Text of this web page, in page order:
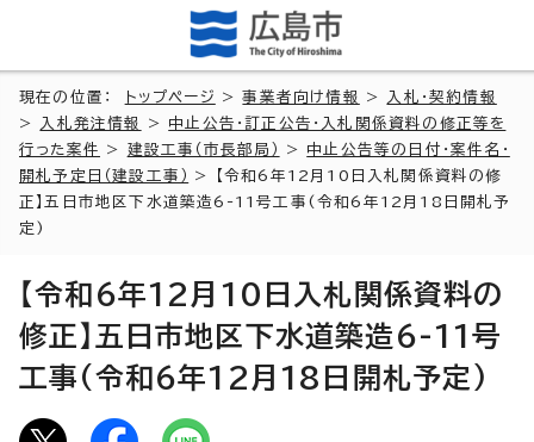
現在の位置： トップページ >事業者向け情報 >
入札・契約情報
>
入札発注情報 > 中止公告・訂正公告・入札関係資料の修正等を
行った案件
> 建設工事（市長部局） > 中止公告等の日付・案件名・
開札予定日（建設工事）
> 【令和6年12月10日入札関係資料の修
正】五日市地区下水道築造6-11号工事(令和6年12月18日開札予
定)
【令和6年12月10日入札関係資料の
修正】五日市地区下水道築造6-11号
工事(令和6年12月18日開札予定)